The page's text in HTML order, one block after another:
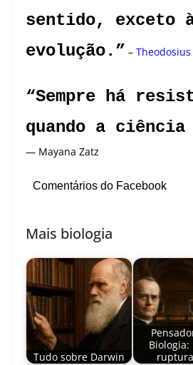
sentido, exceto
evolução.” –
“Sempre há
quando a ciência
― Mayana Zatz
Comentários do Facebook
Mais biologia
Tudo sobre Darwin
Biologia: